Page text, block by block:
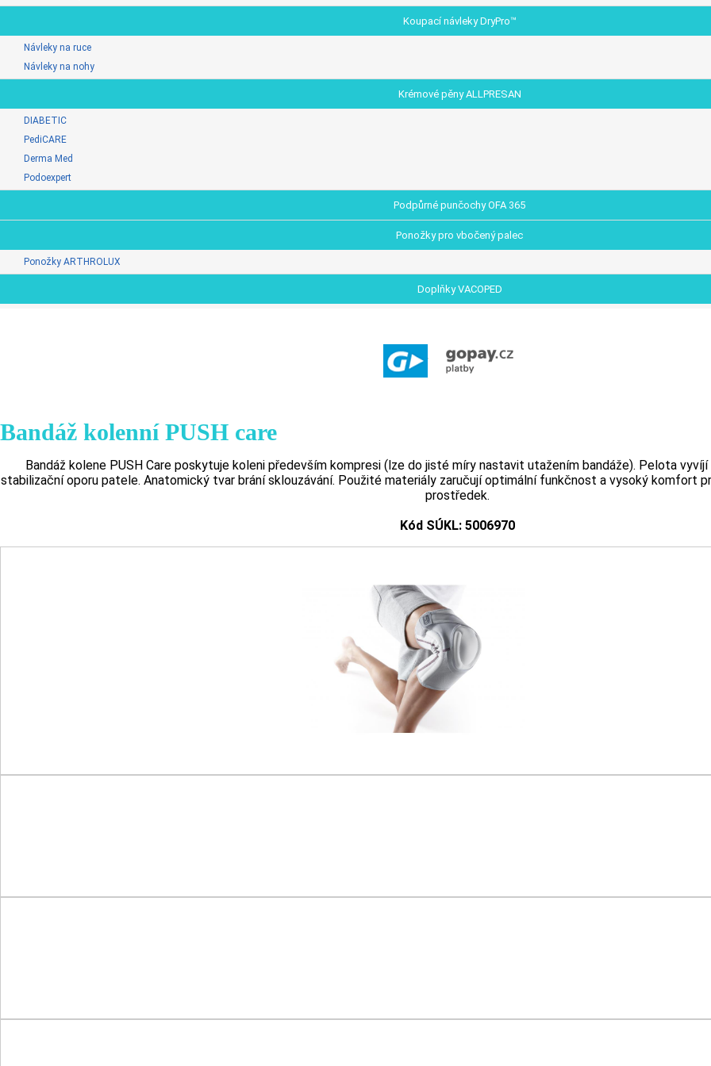
Koupací návleky DryPro™
Návleky na ruce
Návleky na nohy
Krémové pěny ALLPRESAN
DIABETIC
PediCARE
Derma Med
Podoexpert
Podpůrné punčochy OFA 365
Ponožky pro vbočený palec
Ponožky ARTHROLUX
Doplňky VACOPED
Bandáž kolenní PUSH care
Bandáž kolene PUSH Care poskytuje koleni především kompresi (lze do jisté míry nastavit utažením bandáže). Pelota
stabilizační oporu patele. Anatomický tvar brání sklouzávání. Použité materiály zaručují optimální funkčnost a vysoký komfort
prostředek.
Kód SÚKL: 5006970